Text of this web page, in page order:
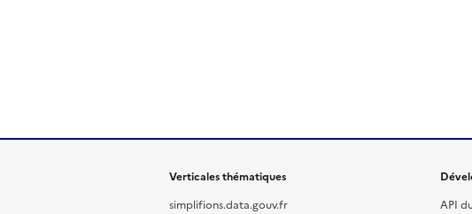
Verticales thématiques
simplifions.data.gouv.fr
API